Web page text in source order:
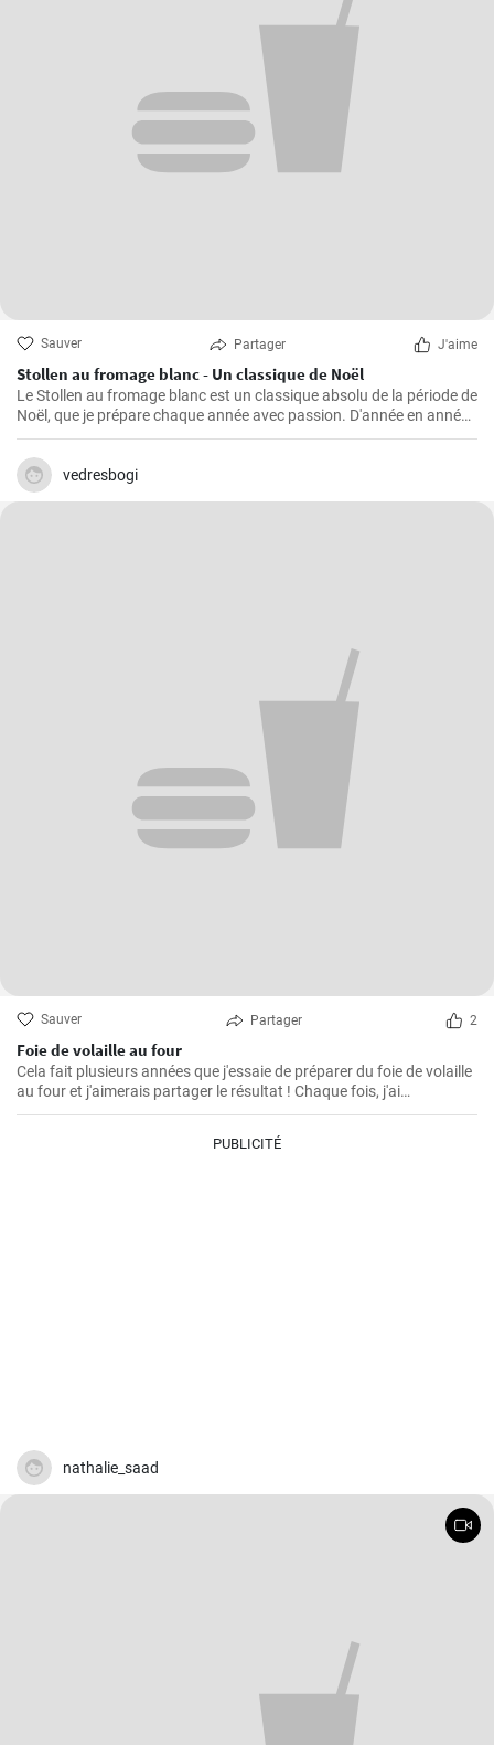
Sauver Partager J'aime
Stollen au fromage blanc - Un classique de Noël
Le Stollen au fromage blanc est un classique absolu de la période de
Noël, que je prépare chaque année avec passion. D'année en année,
j'ai perfectionné la recette et appris quelques trucs et astuces que
j'aimerais partager avec vous. Le Stollen est incroyablement
moelleux et aromatique, et accompagne parfaitement une tasse de
thé ou de café chaud par une froide journée d'hiver. Ce n'est pas la
vedresbogi
Sauver Partager 2
Foie de volaille au four
Cela fait plusieurs années que j'essaie de préparer du foie de volaille
au four et j'aimerais partager le résultat ! Chaque fois, j'ai
légèrement modifié la recette jusqu'à ce que je parvienne à cette
recherche parfaitement friable, croustillante et savoureuse.
PUBLICITÉ
nathalie_saad